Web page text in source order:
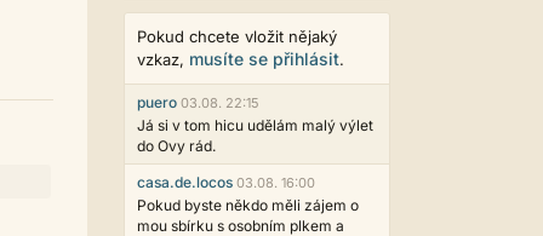
Pokud chcete vložit nějaký
vzkaz, musíte se přihlásit.
puero 03.08. 22:15
Já si v tom hicu udělám malý výlet
do Ovy rád.
casa.de.locos 03.08. 16:00
Pokud byste někdo měli zájem o
mou sbírku s osobním plkem a